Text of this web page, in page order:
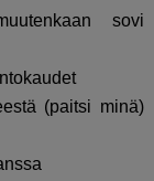
sovi
(paitsi minä)